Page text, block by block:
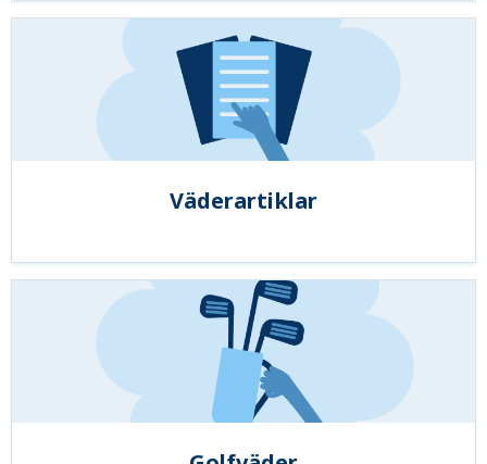
Väderartiklar